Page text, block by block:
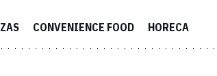
CONVENIENCE FOOD HORECA